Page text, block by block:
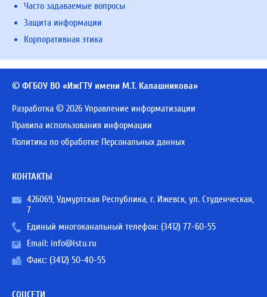
Часто задаваемые вопросы
Защита информации
Корпоративная этика
© ФГБОУ ВО «ИжГТУ имени М.Т. Калашникова»
Разработка © 2026 Управление информатизации
Правила использования информации
Политика по обработке Персональных данных
КОНТАКТЫ
426069, Удмуртская Республика, г. Ижевск, ул. Студенческая,
7
Единый многоканальный телефон: (3412) 77-60-55
Email: info@istu.ru
Факс: (3412) 50-40-55
СОЦСЕТИ